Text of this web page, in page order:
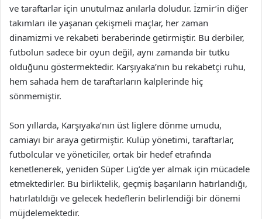
ve taraftarlar için unutulmaz anılarla doludur. İzmir’in diğer
takımları ile yaşanan çekişmeli maçlar, her zaman
dinamizmi ve rekabeti beraberinde getirmiştir. Bu derbiler,
futbolun sadece bir oyun değil, aynı zamanda bir tutku
olduğunu göstermektedir. Karşıyaka’nın bu rekabetçi ruhu,
hem sahada hem de taraftarların kalplerinde hiç
sönmemiştir.
Son yıllarda, Karşıyaka’nın üst liglere dönme umudu,
camiayı bir araya getirmiştir. Kulüp yönetimi, taraftarlar,
futbolcular ve yöneticiler, ortak bir hedef etrafında
kenetlenerek, yeniden Süper Lig’de yer almak için mücadele
etmektedirler. Bu birliktelik, geçmiş başarıların hatırlandığı,
hatırlatıldığı ve gelecek hedeflerin belirlendiği bir dönemi
müjdelemektedir.